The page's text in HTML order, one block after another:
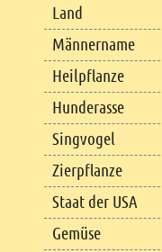
Land
Männername
Heilpflanze
Hunderasse
Singvogel
Zierpflanze
Staat der USA
Gemüse